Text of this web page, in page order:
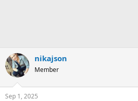
nikajson
Member
Sep 1, 2025